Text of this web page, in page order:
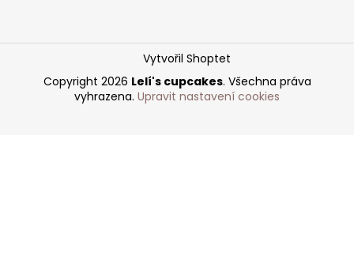
Vytvořil Shoptet
Copyright 2026 Lelí's cupcakes. Všechna práva
vyhrazena. Upravit nastavení cookies